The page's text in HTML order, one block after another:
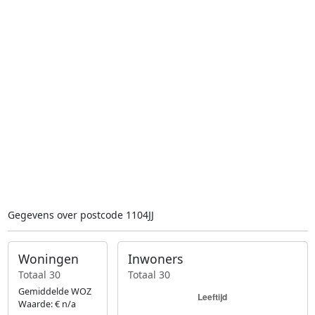
Gegevens over postcode 1104JJ
Woningen
Totaal 30
Gemiddelde WOZ
Waarde: € n/a
Inwoners
Totaal 30